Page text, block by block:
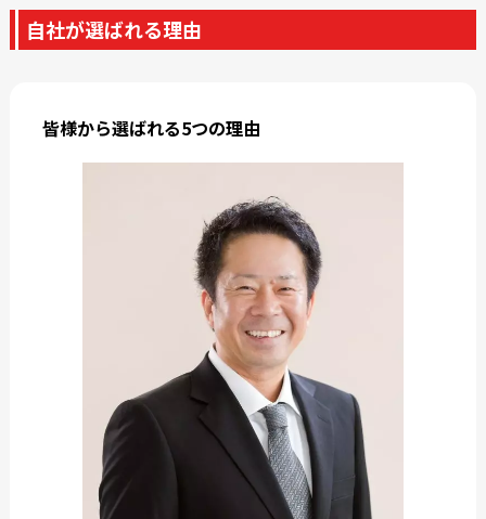
自社が選ばれる理由
皆様から選ばれる5つの理由